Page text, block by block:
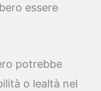
essere
potrebbe
o lealtà nel